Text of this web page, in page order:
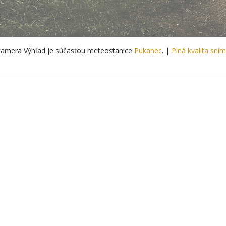
Výhľad je súčasťou meteostanice Pukanec. | Plná kvalita